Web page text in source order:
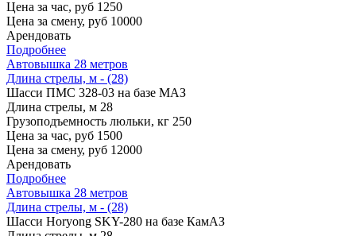
Цена за час, руб 1250
Цена за смену, руб 10000
Арендовать
Подробнее
Автовышка 28 метров
Длина стрелы, м - (28)
Шасси ПМС 328-03 на базе МАЗ
Длина стрелы, м 28
Грузоподъемность люльки, кг 250
Цена за час, руб 1500
Цена за смену, руб 12000
Арендовать
Подробнее
Автовышка 28 метров
Длина стрелы, м - (28)
Шасси Horyong SKY-280 на базе КамАЗ